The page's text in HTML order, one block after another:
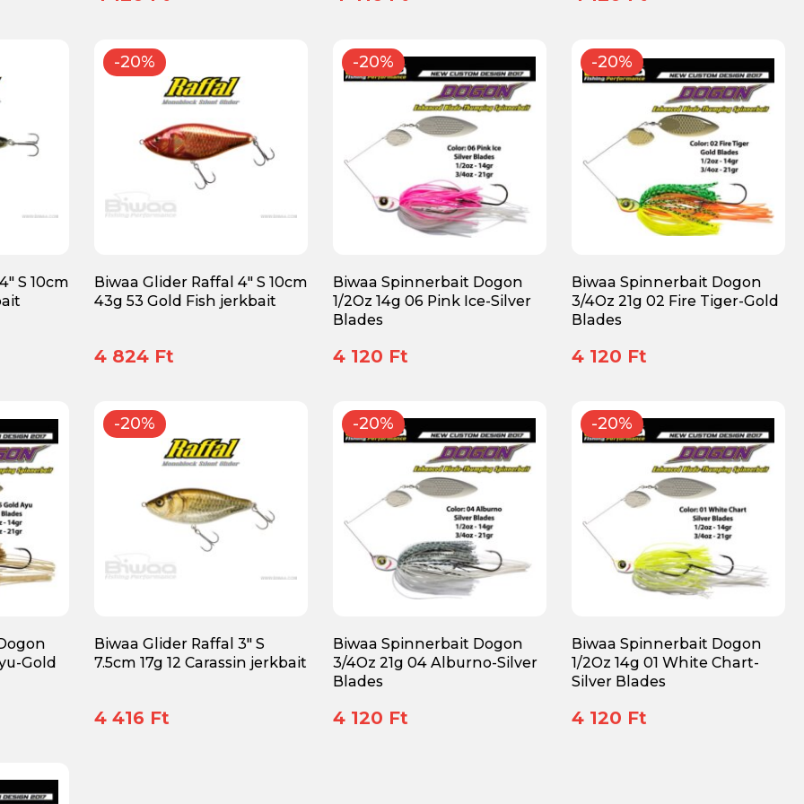
S 10cm
-20%
Biwaa Glider Raffal 4" S 10cm
43g 53 Gold Fish jerkbait
4 824 Ft
-20%
Biwaa Spinnerbait Dogon
1/2Oz 14g 06 Pink Ice-Silver
Blades
4 120 Ft
-20%
Biwaa Spinnerbait Dogon
3/4Oz 21g 02 Fire Tiger-Gold
Blades
4 120 Ft
Gold
-20%
Biwaa Glider Raffal 3" S
7.5cm 17g 12 Carassin jerkbait
4 416 Ft
-20%
Biwaa Spinnerbait Dogon
3/4Oz 21g 04 Alburno-Silver
Blades
4 120 Ft
-20%
Biwaa Spinnerbait Dogon
1/2Oz 14g 01 White Chart-
Silver Blades
4 120 Ft